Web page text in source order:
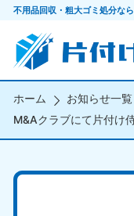
不用品回収・粗大ゴミ処分なら
ホーム
お知らせ一覧
M&Aクラブにて片付け